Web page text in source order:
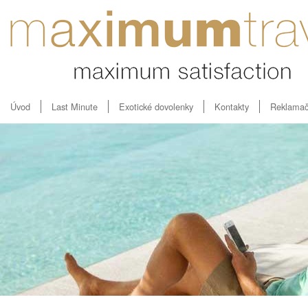
Úvod Last Minute Exotické dovolenky Kontakty